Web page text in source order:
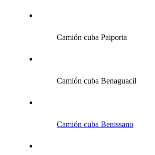
Camión cuba Paiporta
Camión cuba Benaguacil
Camión cuba Benissano